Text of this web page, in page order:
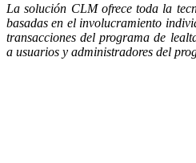
La solución CLM ofrece toda la
basadas en el involucramiento
transacciones del programa de
a usuarios y administradores del